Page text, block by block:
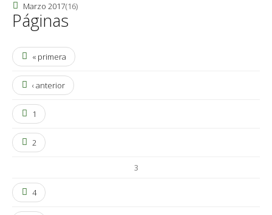
Marzo 2017(16)
Páginas
« primera
‹ anterior
1
2
3
4